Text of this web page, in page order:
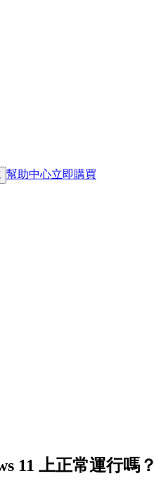
幫助中心立即購買
11 上正常運行嗎？